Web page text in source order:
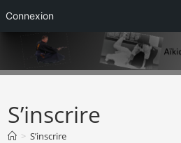
Connexion
content
S’inscrire
> S’inscrire